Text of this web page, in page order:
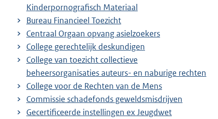
Kinderpornografisch Materiaal
Bureau Financieel Toezicht
Centraal Orgaan opvang asielzoekers
College gerechtelijk deskundigen
College van toezicht collectieve
beheersorganisaties auteurs- en naburige rechten
College voor de Rechten van de Mens
Commissie schadefonds geweldsmisdrijven
Gecertificeerde instellingen ex Jeugdwet